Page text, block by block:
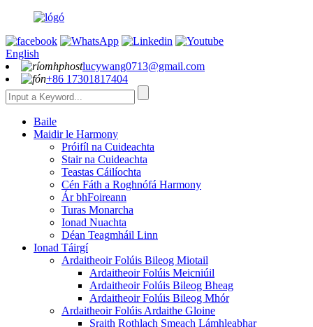
English
lucywang0713@gmail.com
+86 17301817404
Baile
Maidir le Harmony
Próifíl na Cuideachta
Stair na Cuideachta
Teastas Cáilíochta
Cén Fáth a Roghnófá Harmony
Ár bhFoireann
Turas Monarcha
Ionad Nuachta
Déan Teagmháil Linn
Ionad Táirgí
Ardaitheoir Folúis Bileog Miotail
Ardaitheoir Folúis Meicniúil
Ardaitheoir Folúis Bileog Bheag
Ardaitheoir Folúis Bileog Mhór
Ardaitheoir Folúis Ardaithe Gloine
Sraith Rothlach Smeach Lámhleabhar